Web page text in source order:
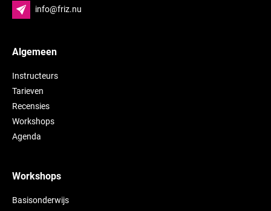
info@friz.nu
Algemeen
Instructeurs
Tarieven
Recensies
Workshops
Agenda
Workshops
Basisonderwijs